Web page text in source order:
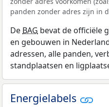
panden zonder adres zijn in
De BAG bevat de officiële
en gebouwen in
adressen, alle panden,
standplaatsen en
Energielabels